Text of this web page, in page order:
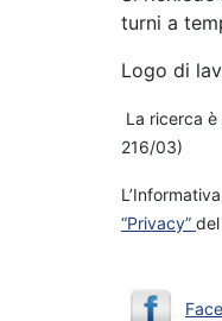
turni a
Logo di
La ricerca
216/03)
“Privacy”